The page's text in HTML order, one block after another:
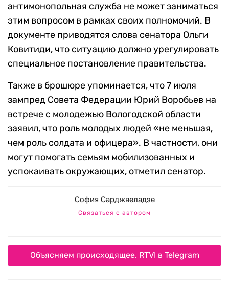
антимонопольная служба не может заниматься
этим вопросом в рамках своих полномочий. В
документе приводятся слова сенатора Ольги
Ковитиди, что ситуацию должно урегулировать
специальное постановление правительства.
Также в брошюре упоминается, что 7 июля
зампред Совета Федерации Юрий Воробьев на
встрече с молодежью Вологодской области
заявил, что роль молодых людей «не меньшая,
чем роль солдата и офицера». В частности, они
могут помогать семьям мобилизованных и
успокаивать окружающих, отметил сенатор.
София Сарджвеладзе
Связаться с автором
Объясняем происходящее. RTVI в Telegram